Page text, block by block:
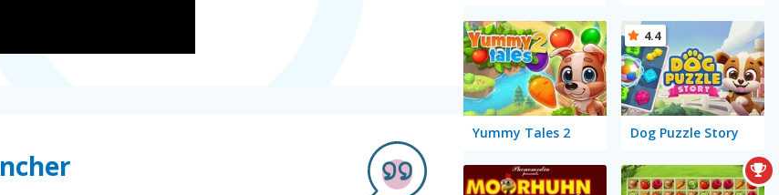
Yummy Tales 2 Dog Puzzle Story
4.4